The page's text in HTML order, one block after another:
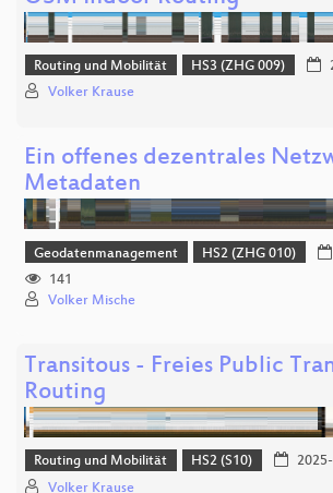
Routing und Mobilität HS3 (ZHG 009)
Volker Krause
Ein offenes dezentrales
Metadaten
Geodatenmanagement HS2 (ZHG 010)
141
Volker Mische
Transitous - Freies Public
Routing
Routing und Mobilität HS2 (S10)
Volker Krause